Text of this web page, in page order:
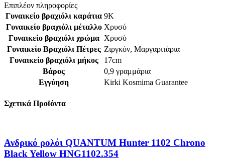
Και
Ζιργκόν
κωδ.109794
ποσότητα
Επιπλέον πληροφορίες
Γυναικείο βραχιόλι καράτια 9K
Γυναικείο βραχιόλι μέταλλο Χρυσό
Γυναικείο βραχιόλι χρώμα
Χρυσό
Γυναικείο Βραχιόλι Πέτρες Ζιργκόν, Μαργαριτάρια
Γυναικείο βραχιόλι μήκος
17cm
Βάρος
0,9 γραμμάρια
Εγγύηση
Kirki Kosmima Guarantee
Σχετικά Προϊόντα
Ανδρικό ρολόι QUANTUM Hunter 1102 Chrono
Black Yellow HNG1102.354